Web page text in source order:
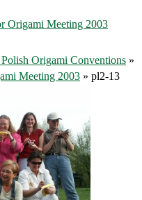
Origami Meeting 2003
Origami Conventions »
Meeting 2003 » pl2-13